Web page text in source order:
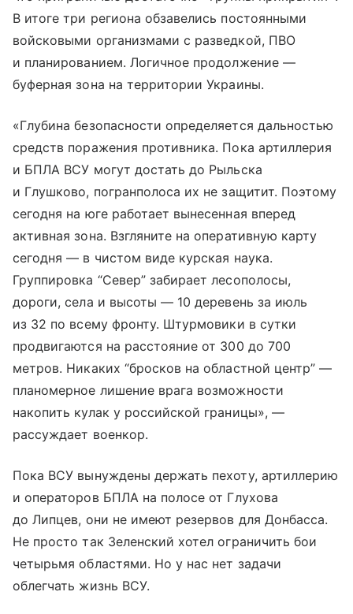
В итоге три региона обзавелись постоянными
войсковыми организмами с разведкой, ПВО
и планированием. Логичное продолжение —
буферная зона на территории Украины.
«Глубина безопасности определяется дальностью
средств поражения противника. Пока артиллерия
и БПЛА ВСУ могут достать до Рыльска
и Глушково, погранполоса их не защитит. Поэтому
сегодня на юге работает вынесенная вперед
активная зона. Взгляните на оперативную карту
сегодня — в чистом виде курская наука.
Группировка “Север” забирает лесополосы,
дороги, села и высоты — 10 деревень за июль
из 32 по всему фронту. Штурмовики в сутки
продвигаются на расстояние от 300 до 700
метров. Никаких “бросков на областной центр” —
планомерное лишение врага возможности
накопить кулак у российской границы», —
рассуждает военкор.
Пока ВСУ вынуждены держать пехоту, артиллерию
и операторов БПЛА на полосе от Глухова
до Липцев, они не имеют резервов для Донбасса.
Не просто так Зеленский хотел ограничить бои
четырьмя областями. Но у нас нет задачи
облегчать жизнь ВСУ.